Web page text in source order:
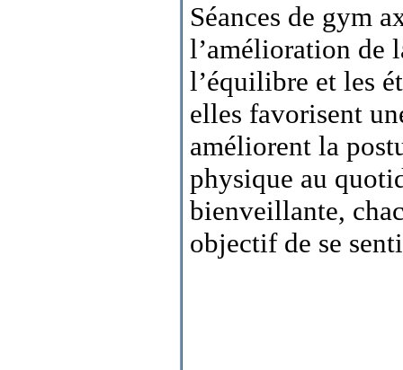
Séances de gym
l’amélioration de
l’équilibre et les
elles favorisent
améliorent la
physique au
bienveillante,
objectif de se